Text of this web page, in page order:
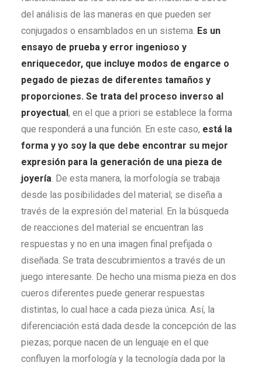
del análisis de las maneras en que pueden ser
conjugados o ensamblados en un sistema. Es un
ensayo de prueba y error ingenioso y
enriquecedor, que incluye modos de engarce o
pegado de piezas de diferentes tamaños y
proporciones. Se trata del proceso inverso al
proyectual, en el que a priori se establece la forma
que responderá a una función. En este caso, está la
forma y yo soy la que debe encontrar su mejor
expresión para la generación de una pieza de
joyería. De esta manera, la morfología se trabaja
desde las posibilidades del material; se diseña a
través de la expresión del material. En la búsqueda
de reacciones del material se encuentran las
respuestas y no en una imagen final prefijada o
diseñada. Se trata descubrimientos a través de un
juego interesante. De hecho una misma pieza en dos
cueros diferentes puede generar respuestas
distintas, lo cual hace a cada pieza única. Así, la
diferenciación está dada desde la concepción de las
piezas; porque nacen de un lenguaje en el que
confluyen la morfología y la tecnología dada por la